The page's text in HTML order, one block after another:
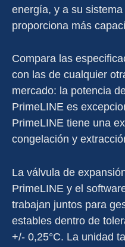
energía, y a su
proporciona más
Compara las
con las de cualquier
mercado: la potencia
PrimeLINE es
PrimeLINE tiene una
congelación y
La válvula de
PrimeLINE y el
trabajan juntos para
estables dentro de
+/- 0,25°C. La unidad